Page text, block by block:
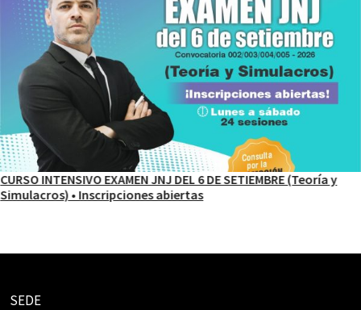
CURSO INTENSIVO EXAMEN JNJ DEL 6 DE SETIEMBRE (Teoría y
Simulacros) • Inscripciones abiertas
SEDE